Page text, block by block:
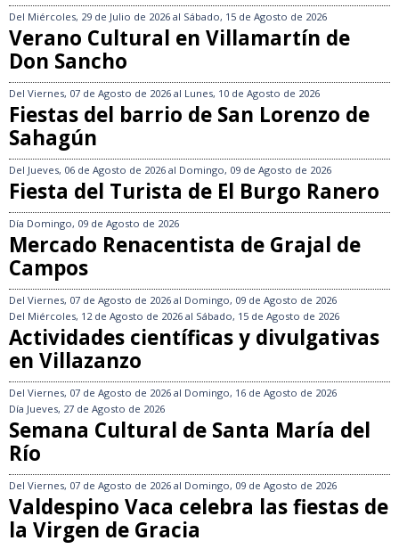
Del Miércoles, 29 de Julio de 2026 al Sábado, 15 de Agosto de 2026
Verano Cultural en Villamartín de
Don Sancho
Del Viernes, 07 de Agosto de 2026 al Lunes, 10 de Agosto de 2026
Fiestas del barrio de San Lorenzo de
Sahagún
Del Jueves, 06 de Agosto de 2026 al Domingo, 09 de Agosto de 2026
Fiesta del Turista de El Burgo Ranero
Día Domingo, 09 de Agosto de 2026
Mercado Renacentista de Grajal de
Campos
Del Viernes, 07 de Agosto de 2026 al Domingo, 09 de Agosto de 2026
Del Miércoles, 12 de Agosto de 2026 al Sábado, 15 de Agosto de 2026
Actividades científicas y divulgativas
en Villazanzo
Del Viernes, 07 de Agosto de 2026 al Domingo, 16 de Agosto de 2026
Día Jueves, 27 de Agosto de 2026
Semana Cultural de Santa María del
Río
Del Viernes, 07 de Agosto de 2026 al Domingo, 09 de Agosto de 2026
Valdespino Vaca celebra las fiestas de
la Virgen de Gracia